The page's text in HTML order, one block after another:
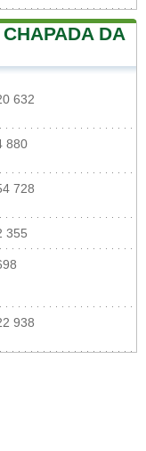
DA
632
880
728
355
938